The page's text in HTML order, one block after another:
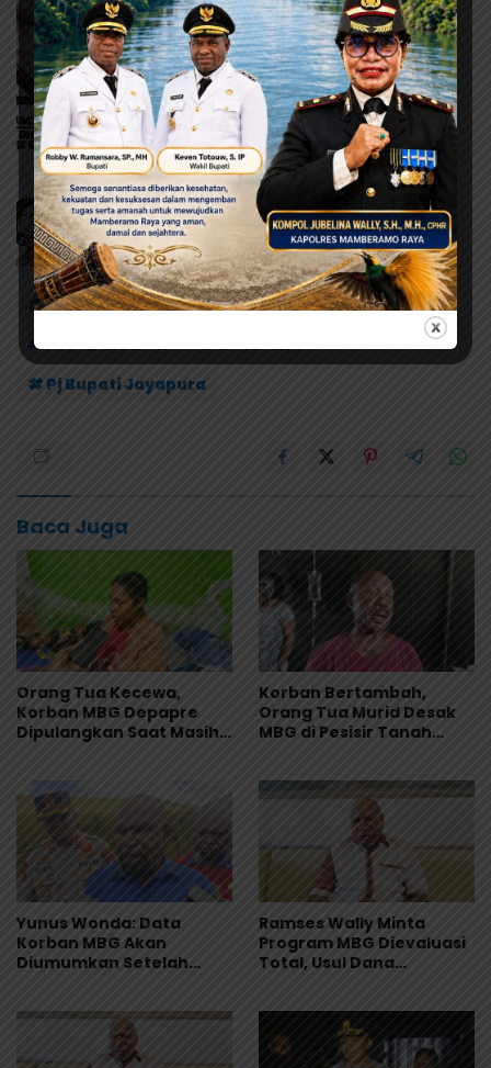
# Dermaga Tol Laut Depapre
# Festival Bahari Tanah Merah V
# Pj Bupati Jayapura
Baca Juga
Orang Tua Kecewa,
Korban MBG Depapre
Dipulangkan Saat Masih
Korban Bertambah,
Orang Tua Murid Desak
MBG di Pesisir Tanah
Yunus Wonda: Data
Korban MBG Akan
Diumumkan Setelah
Ramses Wally Minta
Program MBG Dievaluasi
Total, Usul Dana